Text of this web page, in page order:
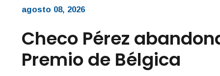
agosto 08, 2026
Checo Pérez
Premio de Bélgica